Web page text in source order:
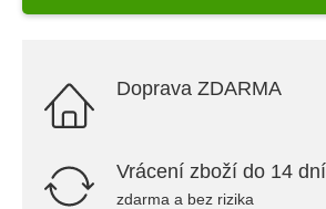
Doprava ZDARMA
Vrácení zboží do 14 dní
zdarma a bez rizika